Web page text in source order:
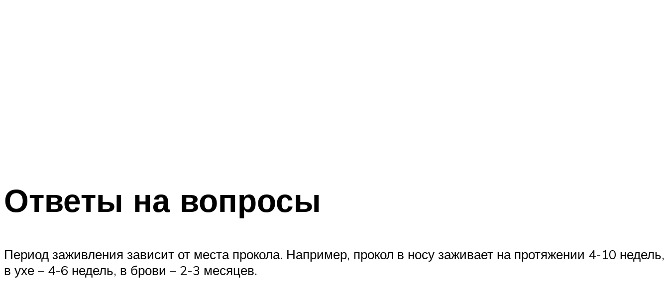
Ответы на вопросы
Период заживления зависит от места прокола. Например, прокол в носу заживает на протяжении 4-10 недель,
в ухе – 4-6 недель, в брови – 2-3 месяцев.